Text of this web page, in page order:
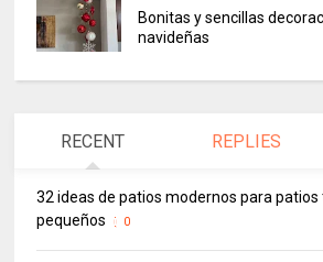
Bonitas y sencillas
navideñas
RECENT REPLIES
32 ideas de patios modernos para patios
pequeños
0